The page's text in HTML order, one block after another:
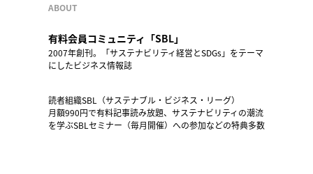
ABOUT
有料会員コミュニティ「SBL」
2007年創刊。「サステナビリティ経営とSDGs」をテーマ
にしたビジネス情報誌
読者組織SBL（サステナブル・ビジネス・リーグ）
月額990円で有料記事読み放題、サステナビリティの潮流
を学ぶSBLセミナー（毎月開催）への参加などの特典多数